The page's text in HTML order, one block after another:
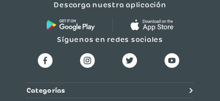
Descarga nuestra aplicación
Síguenos en redes sociales
Categorías